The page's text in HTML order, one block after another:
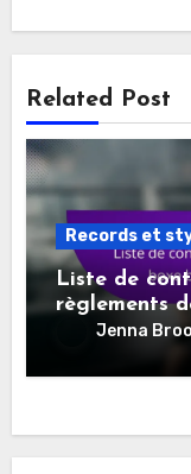
Related Post
Records et
Liste de
règlements
combattants
Jenna